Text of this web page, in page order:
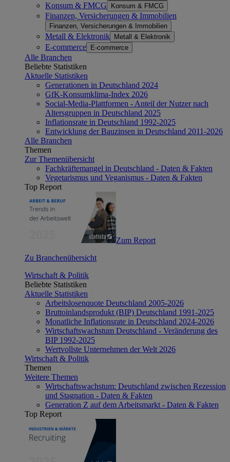
Konsum & FMCG Konsum & FMCG
Finanzen, Versicherungen & Immobilien
Finanzen, Versicherungen & Immobilien
Metall & Elektronik Metall & Elektronik
E-commerce E-commerce
Alle Branchen
Beliebte Statistiken
Aktuelle Statistiken
Generationen in Deutschland 2024
GfK-Konsumklima-Index 2026
Social-Media-Plattformen - Anteil der Nutzer nach
Altersgruppen in Deutschland 2025
Inflationsrate in Deutschland 1992-2025
Entwicklung der Bauzinsen in Deutschland 2011-2026
Alle Branchen
Themen
Zur Themenübersicht
Fachkräftemangel in Deutschland - Daten & Fakten
Vegetarismus und Veganismus - Daten & Fakten
Top Report
Zum Report
Zu Branchenübersicht
Wirtschaft & Politik
Beliebte Statistiken
Aktuelle Statistiken
Arbeitslosenquote Deutschland 2005-2026
Bruttoinlandsprodukt (BIP) Deutschland 1991-2025
Monatliche Inflationsrate in Deutschland 2024-2026
Wirtschaftswachstum Deutschland - Veränderung des
BIP 1992-2025
Wertvollste Unternehmen der Welt 2026
Wirtschaft & Politik
Themen
Weitere Themen
Wirtschaftswachstum: Deutschland zwischen Rezession
und Stagnation - Daten & Fakten
Generation Z auf dem Arbeitsmarkt - Daten & Fakten
Top Report